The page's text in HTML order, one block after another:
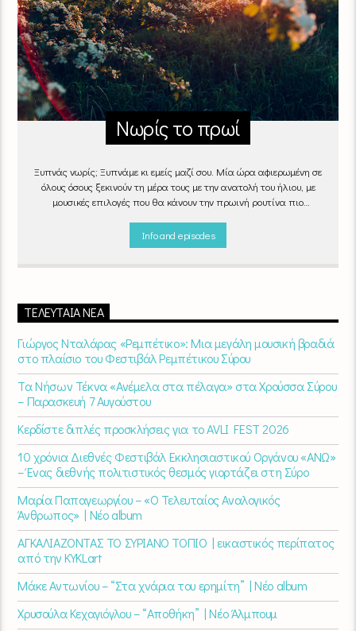
Νωρίς το πρωί
Ξυπνάς νωρίς; Ξυπνάμε κι εμείς μαζί σου. Μία ώρα αφιερωμένη σε
όλους όσους ξεκινούν τη μέρα τους με την ανατολή του ήλιου, με
μουσικές επιλογές που θα κάνουν την πρωινή ρουτίνα πιο
06:00 - 07:00 στον Empneusi 107 FM
Info and episodes
ΤΕΛΕΥΤΑΊΑ ΝΈΑ
Γιώργος Νταλάρας «Ρεμπέτικο»: Μια μεγάλη μουσική βραδιά
στο πλαίσιο του Φεστιβάλ Ρεμπέτικου Σύρου
Τα Νήσων Τέκνα «Ανέμελα στα πέλαγα» στα Χρούσσα Σύρου
– Παρασκευή 7 Αυγούστου
Κερδίστε διπλές προσκλήσεις για το AVLI FEST 2026
10 χρόνια Διεθνές Φεστιβάλ Εκκλησιαστικού Οργάνου «ΑΝΩ»
– Ένας διεθνής πολιτιστικός θεσμός γιορτάζει στη Σύρο​
Μαρία Παπαγεωργίου – «Ο Τελευταίος Αναλογικός
Άνθρωπος» | Νέο album
ΑΓΚΑΛΙΑΖΟΝΤΑΣ ΤΟ ΣΥΡΙΑΝΟ ΤΟΠΙΟ | εικαστικός περίπατος
από την KYKLart
Μάκε Αντωνίου – “Στα χνάρια του ερημίτη” | Νέο album
Χρυσούλα Κεχαγιόγλου – “Αποθήκη” | Νέο Άλμπουμ